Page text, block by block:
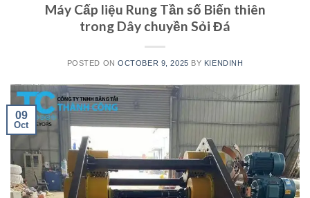
Máy Cấp liệu Rung Tần số Biến thiên
trong Dây chuyền Sỏi Đá
POSTED ONOCTOBER 9, 2025 BY KIENDINH
09
Oct